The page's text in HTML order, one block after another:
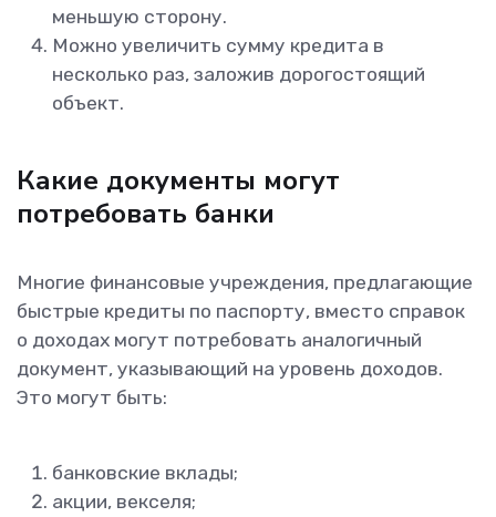
меньшую сторону.
Можно увеличить сумму кредита в
несколько раз, заложив дорогостоящий
объект.
Какие документы могут
потребовать банки
Многие финансовые учреждения, предлагающие
быстрые кредиты по паспорту, вместо справок
о доходах могут потребовать аналогичный
документ, указывающий на уровень доходов.
Это могут быть:
банковские вклады;
акции, векселя;